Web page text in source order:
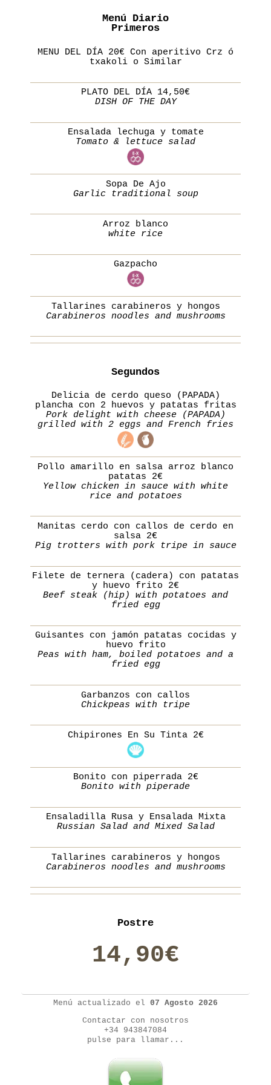
Menú Diario
Primeros
MENU DEL DÍA 20€ Con aperitivo Crz ó
txakoli o Similar
PLATO DEL DÍA 14,50€
DISH OF THE DAY
Ensalada lechuga y tomate
Tomato & lettuce salad
Sopa De Ajo
Garlic traditional soup
Arroz blanco
white rice
Gazpacho
Tallarines carabineros y hongos
Carabineros noodles and mushrooms
Segundos
Delicia de cerdo queso (PAPADA)
plancha con 2 huevos y patatas fritas
Pork delight with cheese (PAPADA)
grilled with 2 eggs and French fries
Pollo amarillo en salsa arroz blanco
patatas 2€
Yellow chicken in sauce with white
rice and potatoes
Manitas cerdo con callos de cerdo en
salsa 2€
Pig trotters with pork tripe in sauce
Filete de ternera (cadera) con patatas
y huevo frito 2€
Beef steak (hip) with potatoes and
fried egg
Guisantes con jamón patatas cocidas y
huevo frito
Peas with ham, boiled potatoes and a
fried egg
Garbanzos con callos
Chickpeas with tripe
Chipirones En Su Tinta 2€
Bonito con piperrada 2€
Bonito with piperade
Ensaladilla Rusa y Ensalada Mixta
Russian Salad and Mixed Salad
Tallarines carabineros y hongos
Carabineros noodles and mushrooms
Postre
14,90€
Menú actualizado el 07 Agosto 2026
Contactar con nosotros
+34 943847084
pulse para llamar...